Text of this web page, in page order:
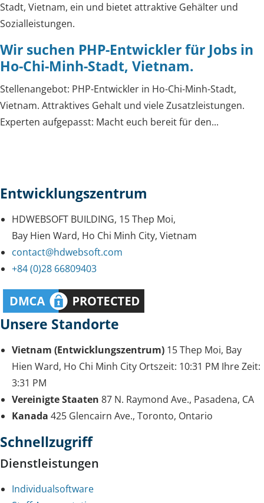
Stadt, Vietnam, ein und bietet attraktive Gehälter und
Sozialleistungen.
Wir suchen PHP-Entwickler für Jobs in
Ho-Chi-Minh-Stadt, Vietnam.
Stellenangebot: PHP-Entwickler in Ho-Chi-Minh-Stadt,
Vietnam. Attraktives Gehalt und viele Zusatzleistungen.
Experten aufgepasst: Macht euch bereit für den...
Entwicklungszentrum
HDWEBSOFT BUILDING, 15 Thep Moi,
Bay Hien Ward, Ho Chi Minh City, Vietnam
contact@hdwebsoft.com
+84 (0)28 66809403
Unsere Standorte
Vietnam (Entwicklungszentrum) 15 Thep Moi, Bay
Hien Ward, Ho Chi Minh City Ortszeit: 10:31 PM Ihre Zeit:
3:31 PM
Vereinigte Staaten 87 N. Raymond Ave., Pasadena, CA
Kanada 425 Glencairn Ave., Toronto, Ontario
Schnellzugriff
Dienstleistungen
Individualsoftware